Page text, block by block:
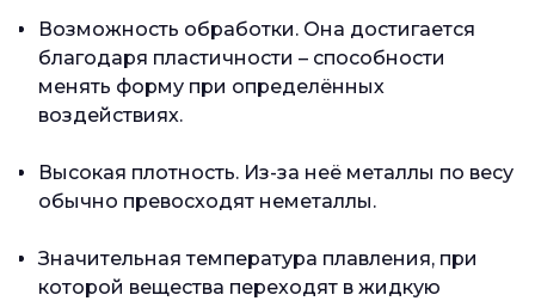
Возможность обработки. Она достигается
благодаря пластичности – способности
менять форму при определённых
воздействиях.
Высокая плотность. Из-за неё металлы по весу
обычно превосходят неметаллы.
Значительная температура плавления, при
которой вещества переходят в жидкую